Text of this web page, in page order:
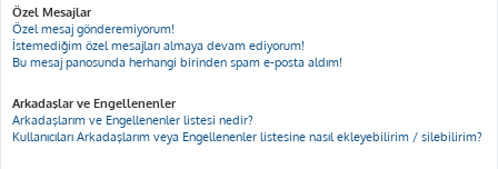
Özel Mesajlar
Özel mesaj gönderemiyorum!
İstemediğim özel mesajları almaya devam ediyorum!
Bu mesaj panosunda herhangi birinden spam e-posta aldım!
Arkadaşlar ve Engellenenler
Arkadaşlarım ve Engellenenler listesi nedir?
Kullanıcıları Arkadaşlarım veya Engellenenler listesine nasıl ekleyebilirim / silebilirim?